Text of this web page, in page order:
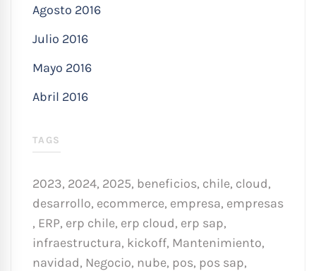
Agosto 2016
Julio 2016
Mayo 2016
Abril 2016
TAGS
2023, 2024, 2025, beneficios, chile, cloud,
desarrollo, ecommerce, empresa, empresas
, ERP, erp chile, erp cloud, erp sap,
infraestructura, kickoff, Mantenimiento,
navidad, Negocio, nube, pos, pos sap,